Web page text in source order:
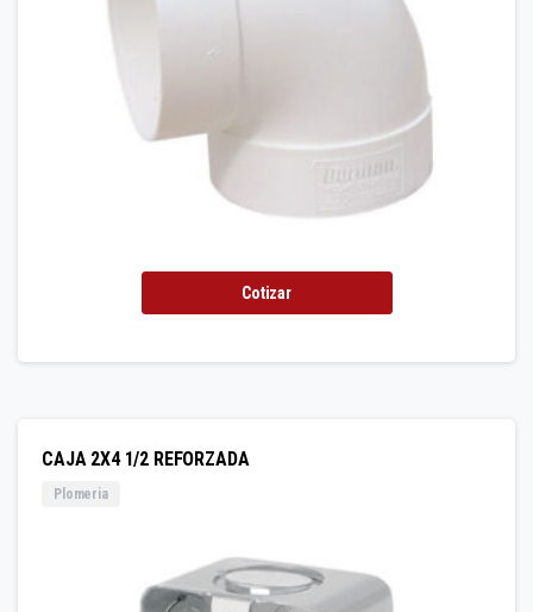
Cotizar
CAJA 2X4 1/2 REFORZADA
Plomeria